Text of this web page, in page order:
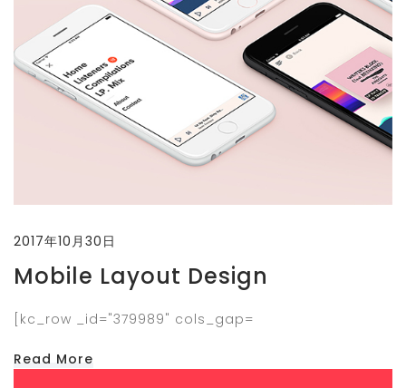
2017年10月30日
Mobile Layout Design
[kc_row _id="379989" cols_gap=
Read More